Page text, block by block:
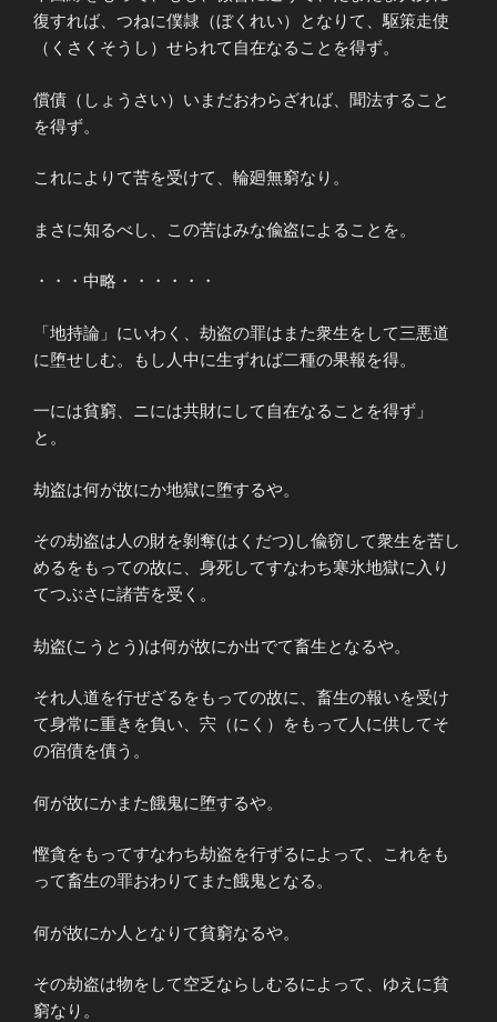
復すれば、つねに僕隷（ぼくれい）となりて、駆策走使
（くさくそうし）せられて自在なることを得ず。
償債（しょうさい）いまだおわらざれば、聞法すること
を得ず。
これによりて苦を受けて、輪廻無窮なり。
まさに知るべし、この苦はみな偸盗によることを。
・・・中略・・・・・・
「地持論」にいわく、劫盗の罪はまた衆生をして三悪道
に堕せしむ。もし人中に生ずれば二種の果報を得。
一には貧窮、ニには共財にして自在なることを得ず」
と。
劫盗は何が故にか地獄に堕するや。
その劫盗は人の財を剝奪(はくだつ)し偸窃して衆生を苦し
めるをもっての故に、身死してすなわち寒氷地獄に入り
てつぶさに諸苦を受く。
劫盗(こうとう)は何が故にか出でて畜生となるや。
それ人道を行ぜざるをもっての故に、畜生の報いを受け
て身常に重きを負い、宍（にく）をもって人に供してそ
の宿債を債う。
何が故にかまた餓鬼に堕するや。
慳貪をもってすなわち劫盗を行ずるによって、これをも
って畜生の罪おわりてまた餓鬼となる。
何が故にか人となりて貧窮なるや。
その劫盗は物をして空乏ならしむるによって、ゆえに貧
窮なり。